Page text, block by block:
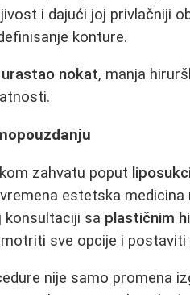
i dajući joj privlačniji
konture.
urastao nokat, manja
zahvatu poput
estetska
konsultaciji sa plastičnim
sve opcije i postaviti
nije samo promena